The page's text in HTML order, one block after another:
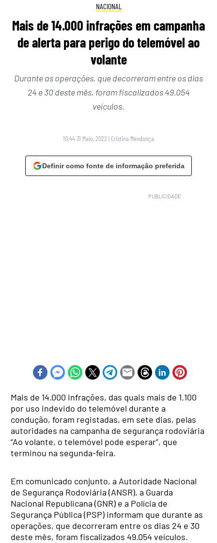
NACIONAL
Mais de 14.000 infrações em campanha
de alerta para perigo do telemóvel ao
volante
Durante as operações, que decorreram entre os dias
24 e 30 deste mês, foram fiscalizados 49.054
veículos.
10:44 31 Maio, 2022 | Cristina Mendonça
Definir como fonte de informação preferida
Mais de 14.000 infrações, das quais mais de 1.100
por uso indevido do telemóvel durante a
condução, foram registadas, em sete dias, pelas
autoridades na campanha de segurança rodoviária
“Ao volante, o telemóvel pode esperar”, que
terminou na segunda-feira.
Em comunicado conjunto, a Autoridade Nacional
de Segurança Rodoviária (ANSR), a Guarda
Nacional Republicana (GNR) e a Polícia de
Segurança Pública (PSP) informam que durante as
operações, que decorreram entre os dias 24 e 30
deste mês, foram fiscalizados 49.054 veículos.